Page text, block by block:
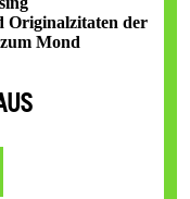
Originalzitaten der
Mond